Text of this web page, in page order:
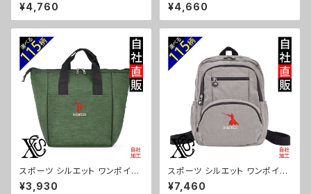
カジュアル 軽量 レディース メン
ズ 雑貨 グッズ 自社ブランド 柄
バスケ テニス 和太鼓 大相撲 or
i-a-bg181-b08-s
¥4,760
ク メンズ 大容量 ジム サブバッ
グ レディース 雑貨 グッズ 自社
野球 サッカー バスケ テニス 和
太鼓 大相撲 ori-a-bg180-b0
8-s
¥4,660
スポーツ シルエット ワンポイン
ト 刺繍保冷保温 ランチバッグ
買い物バッグ トートバッグ レディ
¥3,930
スポーツ シルエット ワンポイン
ト 刺繍撥水 リュック レディース
大容量 8ポケット ナイロン 軽量
¥7,460